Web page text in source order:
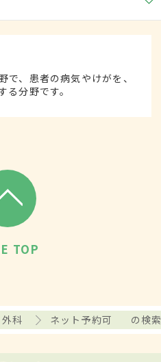
、患者の病気やけがを、
分野です。
TOP
外科 ネット予約可 の検